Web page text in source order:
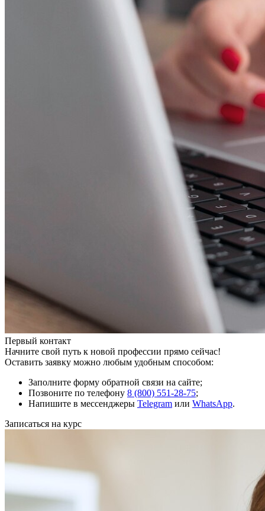
Первый контакт
Начните свой путь к новой профессии прямо сейчас!
Оставить заявку можно любым удобным способом:
Заполните форму обратной связи на сайте;
Позвоните по телефону 8 (800) 551-28-75;
Напишите в мессенджеры Telegram или WhatsApp.
Записаться на курс